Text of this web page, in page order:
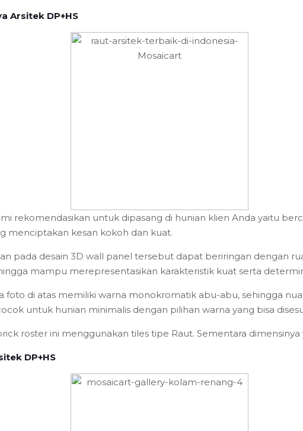
Arsitek DP+HS
rekomendasikan untuk dipasang di hunian klien Anda yaitu
menciptakan kesan kokoh dan kuat.
pada desain 3D wall panel tersebut dapat beriringan dengan
mampu merepresentasikan karakteristik kuat serta
foto di atas memiliki warna monokromatik abu-abu, sehingga
untuk hunian minimalis dengan pilihan warna yang bisa
roster ini menggunakan tiles tipe Raut. Sementara dimensinya
DP+HS